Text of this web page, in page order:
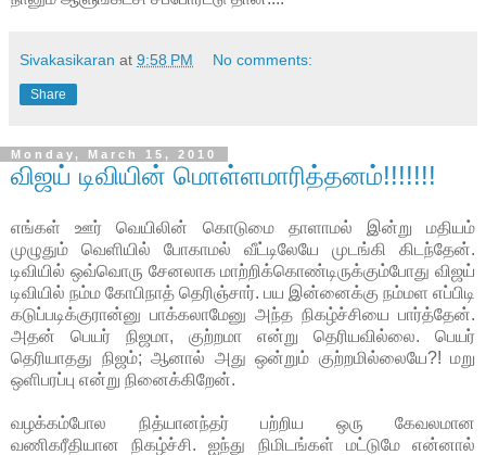
Sivakasikaran at 9:58 PM No comments:
Share
Monday, March 15, 2010
விஜய் டிவியின் மொள்ளமாரித்தனம்!!!!!!!
எங்கள் ஊர் வெயிலின் கொடுமை தாளாமல் இன்று மதியம்
முழுதும் வெளியில் போகாமல் வீட்டிலேயே முடங்கி கிடந்தேன்.
டிவியில் ஒவ்வொரு சேனலாக மாற்றிக்கொண்டிருக்கும்போது விஜய்
டிவியில் நம்ம கோபிநாத் தெரிஞ்சார். பய இன்னைக்கு நம்மள எப்பிடி
கடுப்படிக்குரான்னு பாக்கலாமேனு அந்த நிகழ்ச்சியை பார்த்தேன்.
அதன் பெயர் நிஜமா, குற்றமா என்று தெரியவில்லை. பெயர்
தெரியாதது நிஜம்; ஆனால் அது ஒன்றும் குற்றமில்லையே?! மறு
ஒளிபரப்பு என்று நினைக்கிறேன்.
வழக்கம்போல நித்யானந்தர் பற்றிய ஒரு கேவலமான
வணிகரீதியான நிகழ்ச்சி. ஐந்து நிமிடங்கள் மட்டுமே என்னால்